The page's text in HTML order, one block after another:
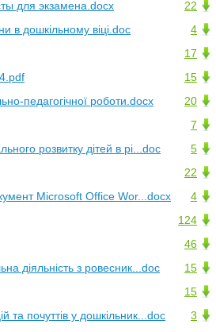
22
для экзамена.docx
4
в дошкільному віці.doc
17
15
20
педагогічної роботи.docx
7
5
розвитку дітей в рі...doc
22
4
Microsoft Office Wor...docx
124
46
15
діяльність з ровесник...doc
15
3
та почуттів у дошкільник...doc